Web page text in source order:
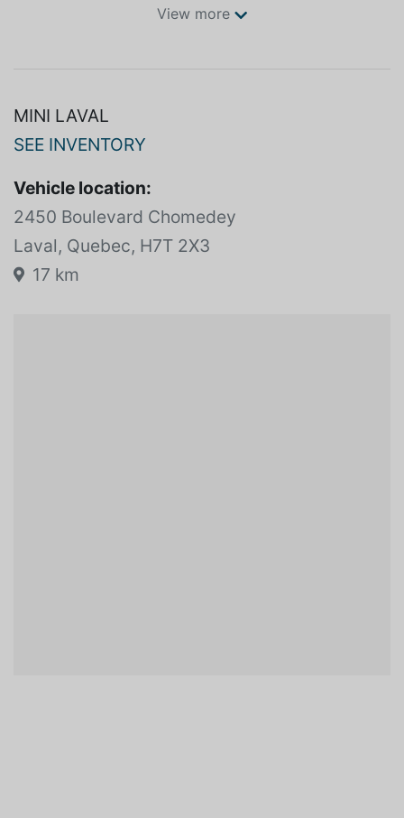
SPECIFICATIONS
MINI LAVAL
Vehicle location:
2450 Boulevard Chomedey
Laval, Quebec, H7T 2X3